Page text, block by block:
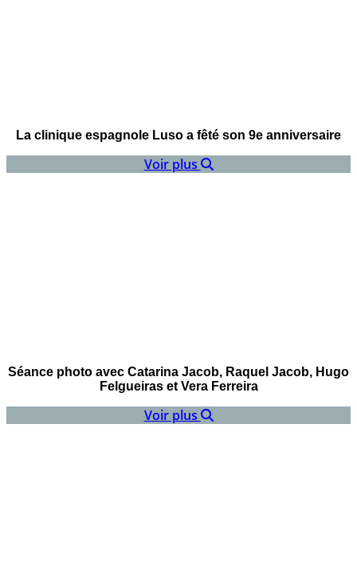
La clinique espagnole Luso a fêté son 9e anniversaire
Voir plus
Séance photo avec Catarina Jacob, Raquel Jacob, Hugo
Felgueiras et Vera Ferreira
Voir plus